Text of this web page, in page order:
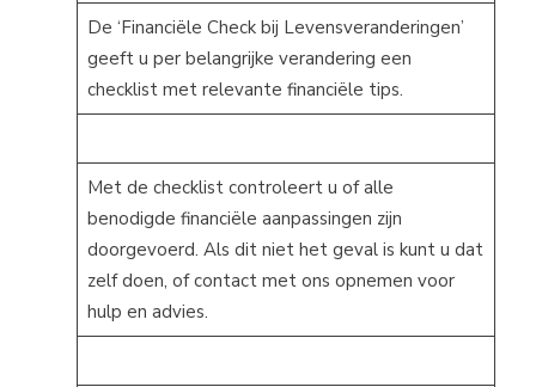
De ‘Financiële Check bij Levensveranderingen’
geeft u per belangrijke verandering een
checklist met relevante financiële tips.
Met de checklist controleert u of alle
benodigde financiële aanpassingen zijn
doorgevoerd. Als dit niet het geval is kunt u dat
zelf doen, of contact met ons opnemen voor
hulp en advies.